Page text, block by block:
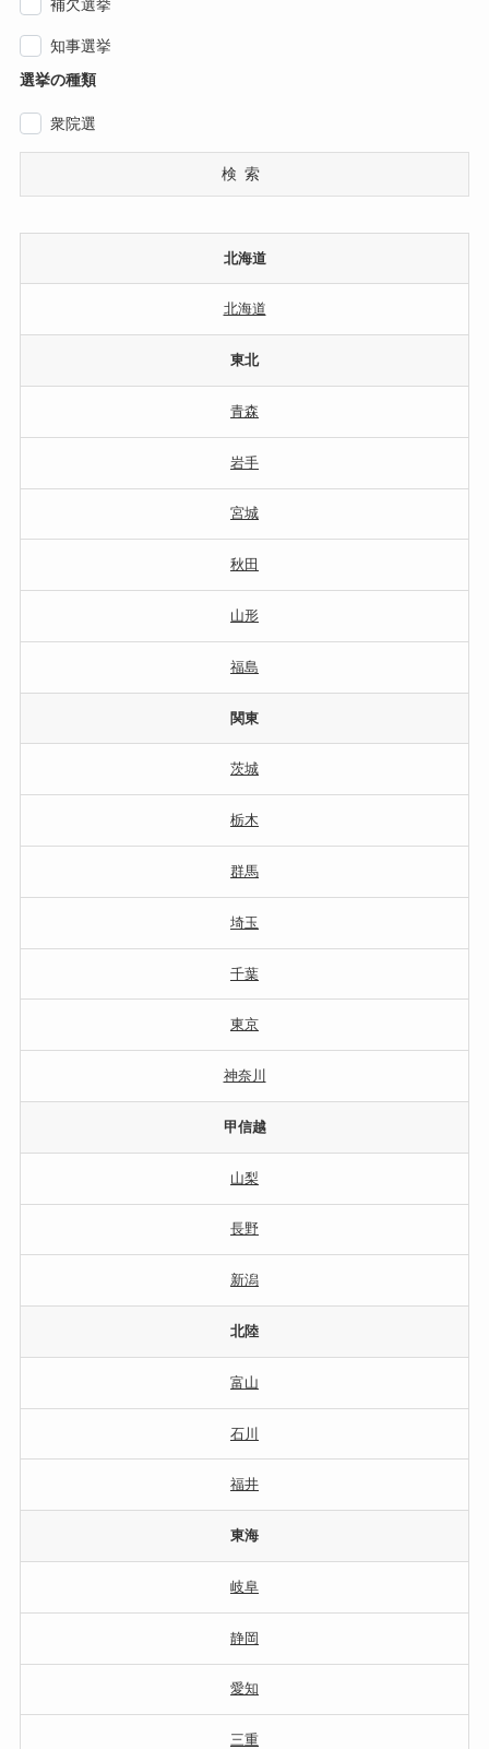
補欠選挙
知事選挙
選挙の種類
衆院選
検索
北海道
北海道
東北
青森
岩手
宮城
秋田
山形
福島
関東
茨城
栃木
群馬
埼玉
千葉
東京
神奈川
甲信越
山梨
長野
新潟
北陸
富山
石川
福井
東海
岐阜
静岡
愛知
三重